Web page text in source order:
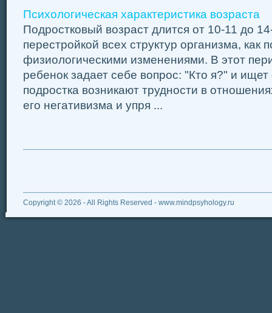
Психологическая характеристика возраста
Подростковый возраст длится от 10-11 до
перестройкой всех структур организма, как
физиологическими изменениями. В этот
ребенок задает себе вопрос: "Кто я?" и ищет
подростка возникают трудности в
его негативизма и упря ...
Copyright © 2026 - All Rights Reserved - www.mindpsyhology.ru